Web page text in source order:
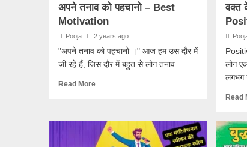
अपने तनाव को पहचानो – Best
Motivation
Pooja 2 years ago
"अपने तनाव को पहचानो ।" आज हम उस दौर में
जी रहे हैं, जिस दौर में बहुत से लोग तनाव...
Read More
वक्त
लोग
लगभग
Read